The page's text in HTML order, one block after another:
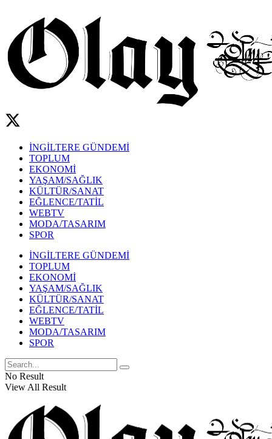
İNGİLTERE GÜNDEMİ
TOPLUM
EKONOMİ
YAŞAM/SAĞLIK
KÜLTÜR/SANAT
EĞLENCE/TATİL
WEBTV
MODA/TASARIM
SPOR
İNGİLTERE GÜNDEMİ
TOPLUM
EKONOMİ
YAŞAM/SAĞLIK
KÜLTÜR/SANAT
EĞLENCE/TATİL
WEBTV
MODA/TASARIM
SPOR
No Result
View All Result